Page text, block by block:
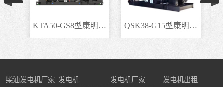
KTA50-GS8型康明斯柴.. QSK38-G15型康明斯柴..
柴油发电机厂家 发电机 发电机厂家
发电机出租